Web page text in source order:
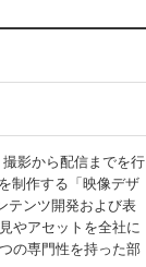
影から配信までを行
制作する「映像デザ
テンツ開発および表
やアセットを全社に
の専門性を持った部